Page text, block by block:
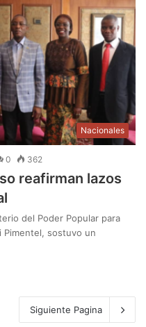
Nacionales
0 362
reafirman lazos
del Poder Popular para
Pimentel, sostuvo un
Siguiente Pagina